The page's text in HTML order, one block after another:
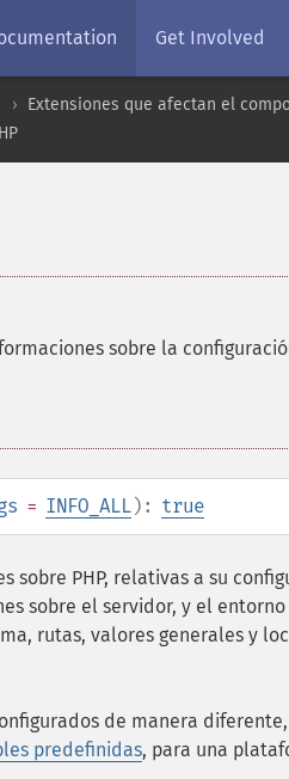
Get Involved
Extensiones que afectan el
sobre la
= INFO_ALL): true
sobre PHP, relativas a su
sobre el servidor, y el
rutas, valores generales y
de manera diferente,
predefinidas, para una